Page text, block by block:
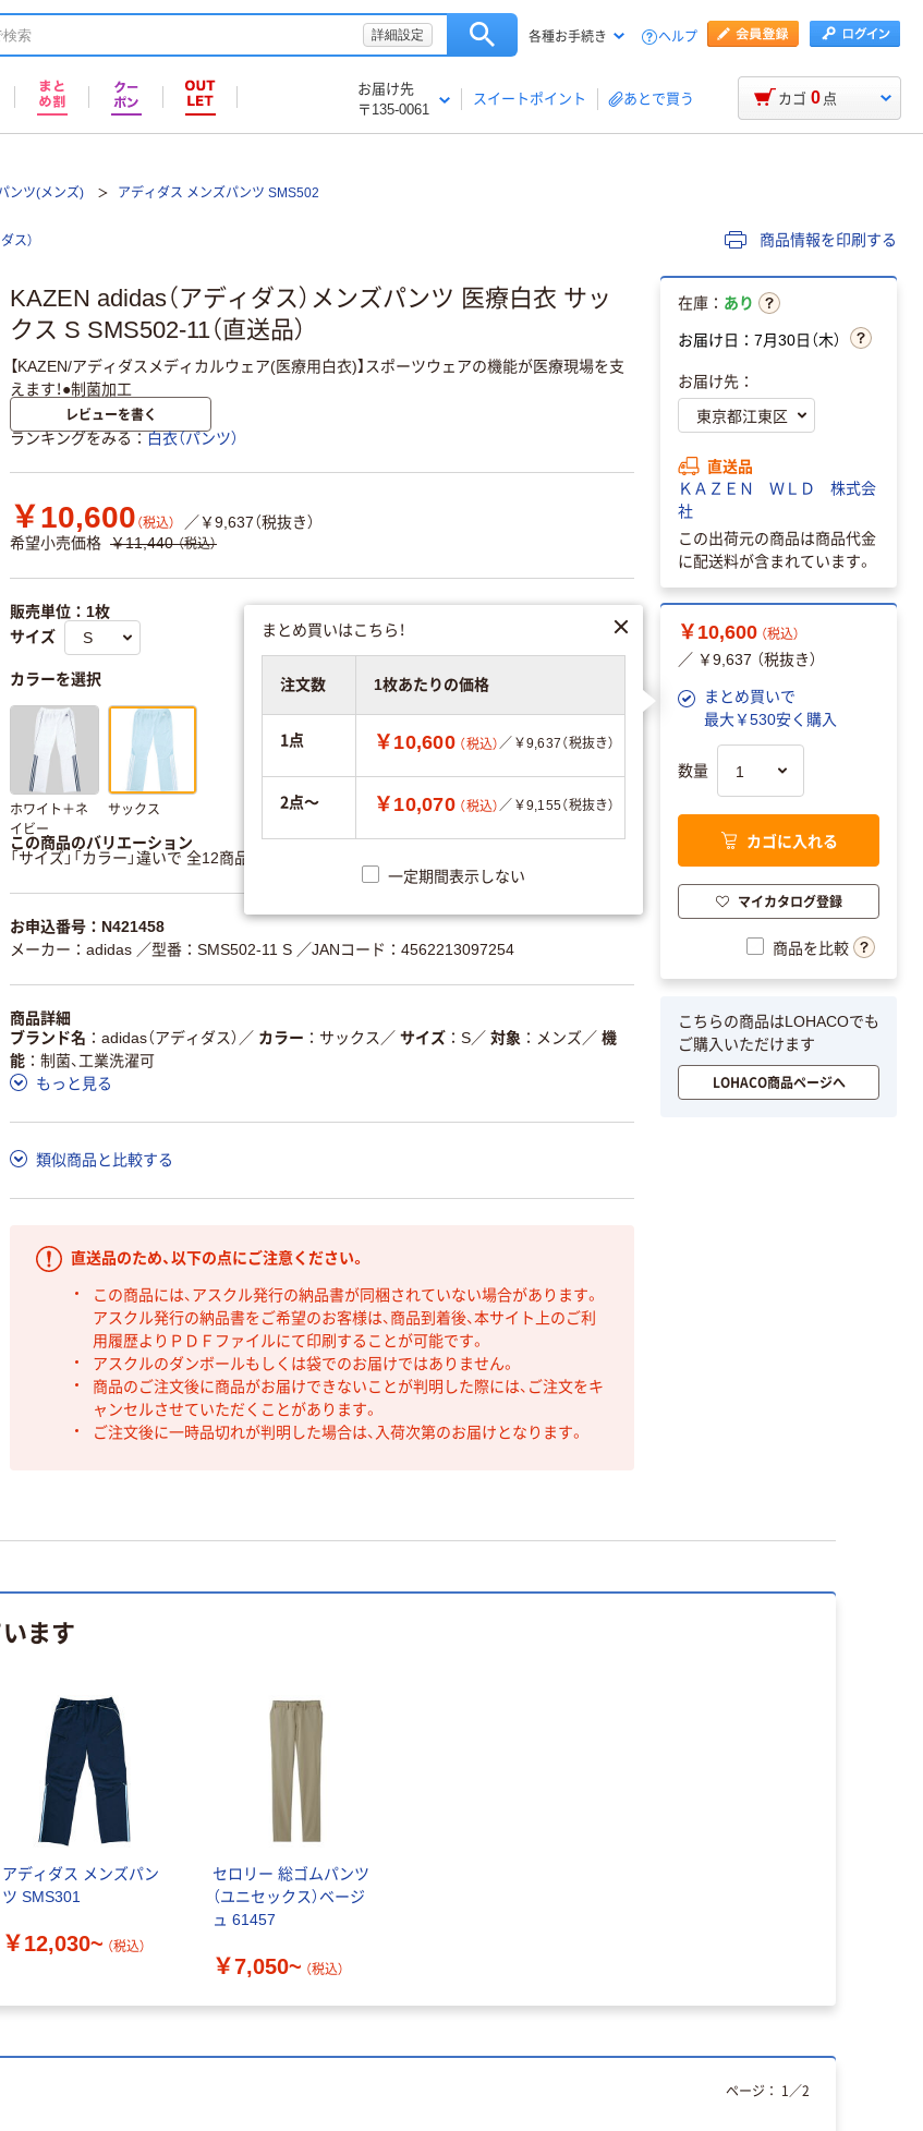
詳細設定 各種お手続き ヘルプ
お届け先
〒135-0061
スイートポイント あとで買う カゴ 0 点
ンツ(メンズ) アディダス メンズパンツ SMS502
ス） 商品情報を印刷する
KAZEN adidas（アディダス）メンズパンツ 医療白衣 サッ
クス S SMS502-11（直送品）
【KAZEN/アディダスメディカルウェア(医療用白衣)】スポーツウェアの機能が医療現場を支
えます！●制菌加工
レビューを書く
ランキングをみる 白衣（パンツ）
￥10,600 （税込）
／￥9,637（税抜き）
希望小売価格 ￥11,440 （税込）
販売単位：1枚
サイズ
カラーを選択
ホワイト＋ネ
イビー
サックス
この商品のバリエーション
「サイズ」「カラー」違いで 全12商品 あります。
お申込番号：N421458
メーカー：adidas ／型番：SMS502-11 S ／JANコード：4562213097254
商品詳細
ブランド名
adidas（アディダス） ／ カラー サックス ／ サイズ S／ 対象 メンズ／ 機
能
制菌、工業洗濯可
もっと見る
類似商品と比較する
直送品のため、以下の点にご注意ください。
この商品には、アスクル発行の納品書が同梱されていない場合があります。
アスクル発行の納品書をご希望のお客様は、商品到着後、本サイト上のご利
用履歴よりＰＤＦファイルにて印刷することが可能です。
アスクルのダンボールもしくは袋でのお届けではありません。
商品のご注文後に商品がお届けできないことが判明した際には、ご注文をキ
ャンセルさせていただくことがあります。
ご注文後に一時品切れが判明した場合は、入荷次第のお届けとなります。
在庫： あり
お届け日：7月30日（木）
お届け先：
直送品
ＫＡＺＥＮ ＷＬＤ 株式会
社
この出荷元の商品は商品代金
に配送料が含まれています。
￥10,600 （税込）
／ ￥9,637 （税抜き）
まとめ買いで
最大￥530安く購入
まとめ買いはこちら！
注文数 1枚あたりの価格
1点 ￥10,600 （税込）／￥9,637（税抜き）
2点～ ￥10,070 （税込）／￥9,155（税抜き）
一定期間表示しない
数量
カゴに入れる
マイカタログ登録
商品を比較
こちらの商品はLOHACOでも
ご購入いただけます
LOHACO商品ページへ
ます
アディダス メンズパン
ツ SMS301
￥12,030~ （税込）
セロリー 総ゴムパンツ
（ユニセックス）ベージ
ュ 61457
￥7,050~ （税込）
ページ： 1 ／2